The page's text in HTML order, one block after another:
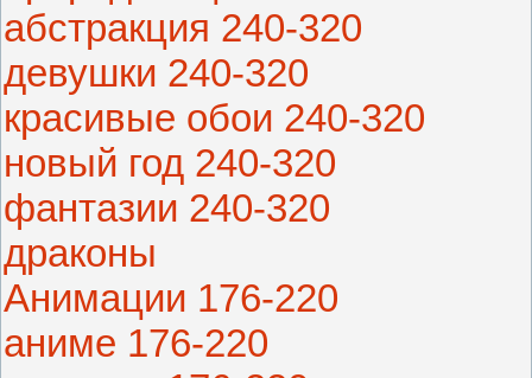
абстракция 240-320
девушки 240-320
красивые обои 240-320
новый год 240-320
фантазии 240-320
драконы
Анимации 176-220
аниме 176-220